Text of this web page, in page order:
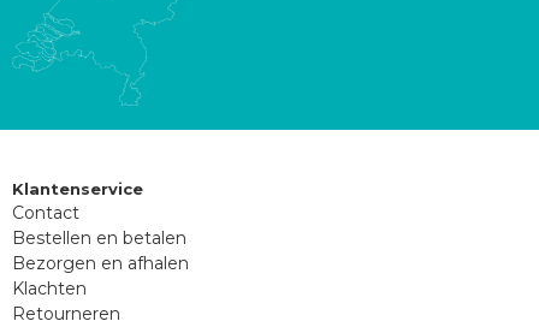
Klantenservice
Contact
Bestellen en betalen
Bezorgen en afhalen
Klachten
Retourneren